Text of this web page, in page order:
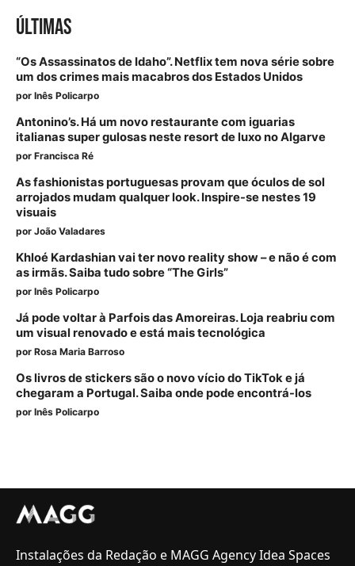
ÚLTIMAS
“Os Assassinatos de Idaho”. Netflix tem nova série sobre
um dos crimes mais macabros dos Estados Unidos
por Inês Policarpo
Antonino’s. Há um novo restaurante com iguarias
italianas super gulosas neste resort de luxo no Algarve
por Francisca Ré
As fashionistas portuguesas provam que óculos de sol
arrojados mudam qualquer look. Inspire-se nestes 19
visuais
por João Valadares
Khloé Kardashian vai ter novo reality show – e não é com
as irmãs. Saiba tudo sobre “The Girls”
por Inês Policarpo
Já pode voltar à Parfois das Amoreiras. Loja reabriu com
um visual renovado e está mais tecnológica
por Rosa Maria Barroso
Os livros de stickers são o novo vício do TikTok e já
chegaram a Portugal. Saiba onde pode encontrá-los
por Inês Policarpo
Instalações da Redação e MAGG Agency Idea Spaces